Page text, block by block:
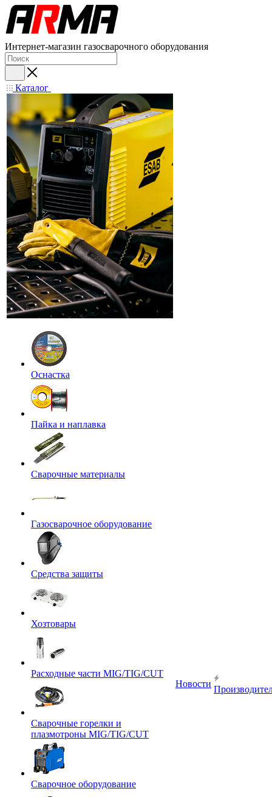
Интернет-магазин газосварочного оборудования
Каталог
Оснастка
Пайка и наплавка
Сварочные материалы
Газосварочное оборудование
Средства защиты
Хозтовары
Расходные части MIG/TIG/CUT
Сварочные горелки и
плазмотроны MIG/TIG/CUT
Сварочное оборудование
Новости